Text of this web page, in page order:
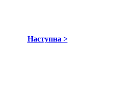
Наступна >